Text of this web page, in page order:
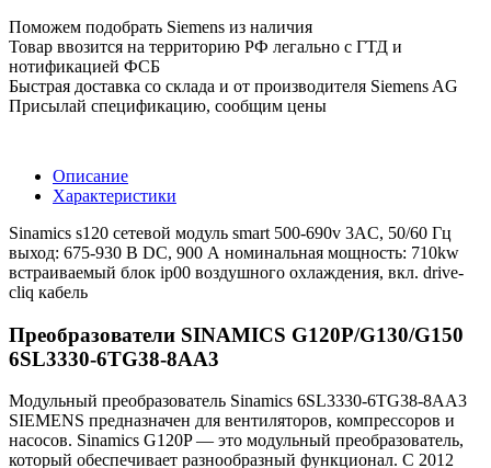
Поможем подобрать Siemens из наличия
Товар ввозится на территорию РФ легально с ГТД и
нотификацией ФСБ
Быстрая доставка со склада и от производителя Siemens AG
Присылай спецификацию, сообщим цены
Описание
Характеристики
Sinamics s120 сетевой модуль smart 500-690v 3AC, 50/60 Гц
выход: 675-930 В DC, 900 А номинальная мощность: 710kw
встраиваемый блок ip00 воздушного охлаждения, вкл. drive-
cliq кабель
Преобразователи SINAMICS G120P/G130/G150
6SL3330-6TG38-8AA3
Модульный преобразователь Sinamics 6SL3330-6TG38-8AA3
SIEMENS предназначен для вентиляторов, компрессоров и
насосов. Sinamics G120P — это модульный преобразователь,
который обеспечивает разнообразный функционал. С 2012